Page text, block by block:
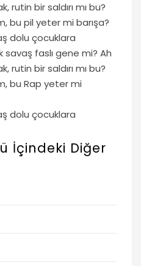
rutin bir saldırı mı bu?
bu pil yeter mi barışa?
dolu çocuklara
faslı gene mi? Ah
rutin bir saldırı mı bu?
bu Rap yeter mi
dolu çocuklara
İçindeki Diğer